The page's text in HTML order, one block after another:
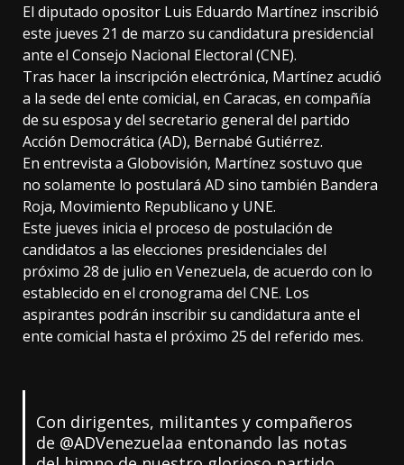
El diputado opositor Luis Eduardo Martínez inscribió
este jueves 21 de marzo su candidatura presidencial
ante el Consejo Nacional Electoral (CNE).
Tras hacer la inscripción electrónica, Martínez acudió
a la sede del ente comicial, en Caracas, en compañía
de su esposa y del secretario general del partido
Acción Democrática (AD), Bernabé Gutiérrez.
En entrevista a Globovisión, Martínez sostuvo que
no solamente lo postulará AD sino también Bandera
Roja, Movimiento Republicano y UNE.
Este jueves inicia el proceso de postulación de
candidatos a las elecciones presidenciales del
próximo 28 de julio en Venezuela, de acuerdo con lo
establecido en el cronograma del CNE. Los
aspirantes podrán inscribir su candidatura ante el
ente comicial hasta el próximo 25 del referido mes.
Con dirigentes, militantes y compañeros
de @ADVenezuelaa entonando las notas